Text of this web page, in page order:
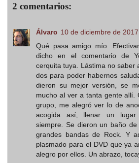
2 comentarios:
Álvaro 10 de diciembre de
Qué pasa amigo mío.
dicho en el comentario de
cerquita tuya. Lástima no saber
dos para poder habernos
dieron su mejor versión, se
mucho al ver a tanta gente allí.
grupo, me alegró ver lo de
acogida así, llenar un lugar
siempre. Se dieron un baño
grandes bandas de Rock. Y
plasmado para el DVD que ya
alegro por ellos. Un abrazo,